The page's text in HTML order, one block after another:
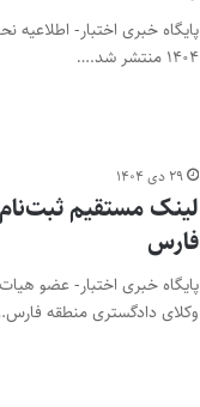
پایگاه خبری اختبار- اطلاعیه
۱۴۰۴ منتشر شد.…
۲۹ دی ۱۴۰۴
فارس
پایگاه خبری اختبار- عضو
وکلای دادگستری منطقه